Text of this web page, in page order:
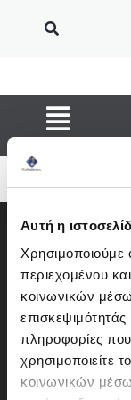
Αυτή η
Χρησιμοποιούμε
περιεχομένου
κοινωνικών
πληροφορίες
χρησιμοποιείτε
κοινωνικών
Toggle
ΚΑΦΕΣ
Ροφήματα
OUTIN
Home Barista
Αξεσουάρ Barista
Πρεμέτης 7 –